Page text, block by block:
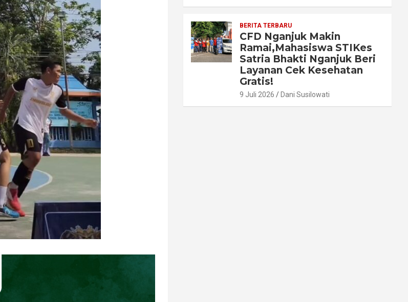
BERITA TERBARU
CFD Nganjuk Makin
Ramai,Mahasiswa STIKes
Satria Bhakti Nganjuk Beri
Layanan Cek Kesehatan
Gratis!
9 Juli 2026 Dani Susilowati